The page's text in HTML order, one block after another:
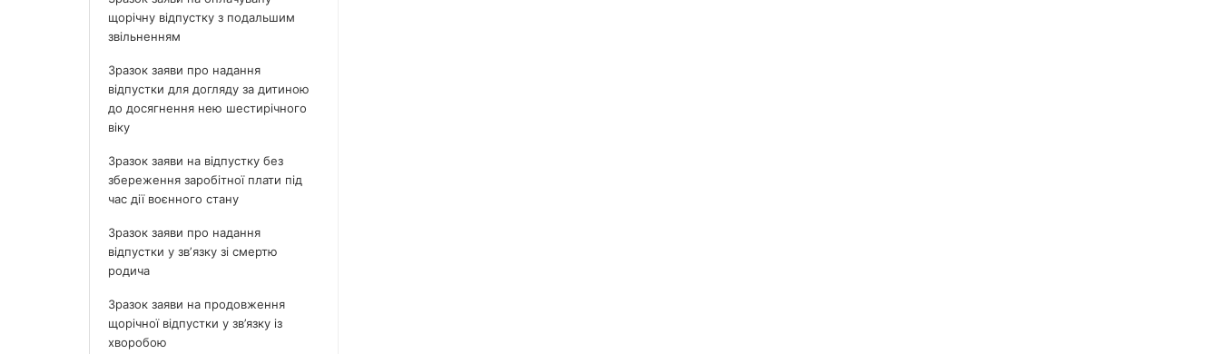
щорічну відпустку з подальшим
звільненням
Зразок заяви про надання
відпустки для догляду за дитиною
до досягнення нею шестирічного
віку
Зразок заяви на відпустку без
збереження заробітної плати під
час дії воєнного стану
Зразок заяви про надання
відпустки у звʼязку зі смертю
родича
Зразок заяви на продовження
щорічної відпустки у зв’язку із
хворобою